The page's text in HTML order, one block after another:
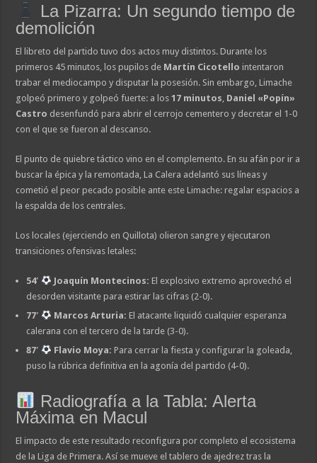
La Pizarra: Un segundo tiempo de
demolición
El libreto del partido tuvo dos actos muy distintos. Durante los
primeros 45 minutos, los pupilos de Martín Cicotello intentaron
trabar el mediocampo y disputar la posesión. Sin embargo, Limache
golpeó primero y golpeó fuerte: a los17 minutos Daniel «Popín»
Castro desenfundó para abrir el cerrojo cementero y decretar el 1-0
con el que se fueron al descanso.
El punto de quiebre táctico vino en el complemento. En su afán por ir a
buscar la épica y la remontada, La Calera adelantó sus líneas y
cometió el peor pecado posible ante este Limache: regalar espacios a
la espalda de los centrales.
Los locales (ejerciendo en Quillota) olieron sangre y ejecutaron
transiciones ofensivas letales:
54′ Joaquín Montecinos: El explosivo extremo aprovechó el
desorden visitante para estirar las cifras (2-0).
77′
Marcos Arturia: El atacante liquidó cualquier esperanza
calerana con el tercero de la tarde (3-0).
87′
Flavio Moya: Para cerrar la fiesta y configurar la goleada,
puso la rúbrica definitiva en la agonía del partido (4-0).
Radiografía a la Tabla: Alerta
Máxima en Macul
El impacto de este resultado reconfigura por completo el ecosistema
de la Liga de Primera. Así se mueve el tablero de ajedrez tras la